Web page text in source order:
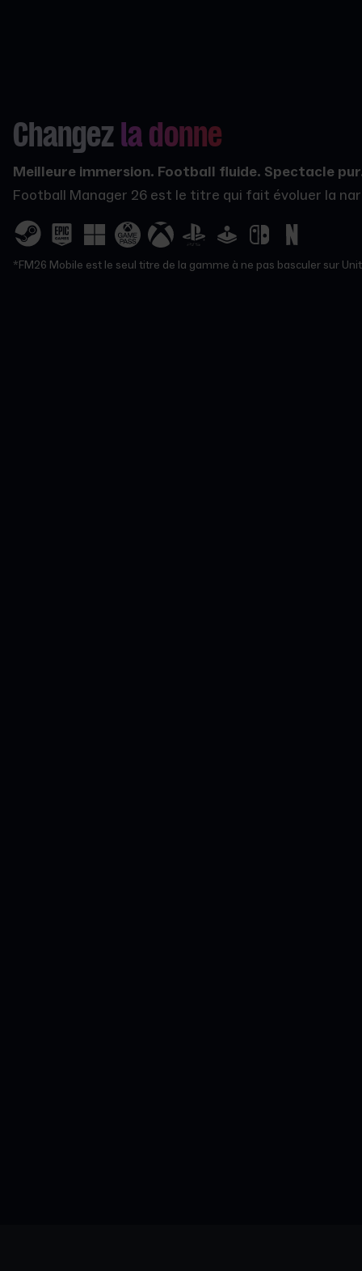
Changez la donne
Meilleure immersion. Football fluide. Spectacle
Football Manager 26 est le titre qui fait évoluer la
*FM26 Mobile est le seul titre de la gamme à ne pas basculer sur